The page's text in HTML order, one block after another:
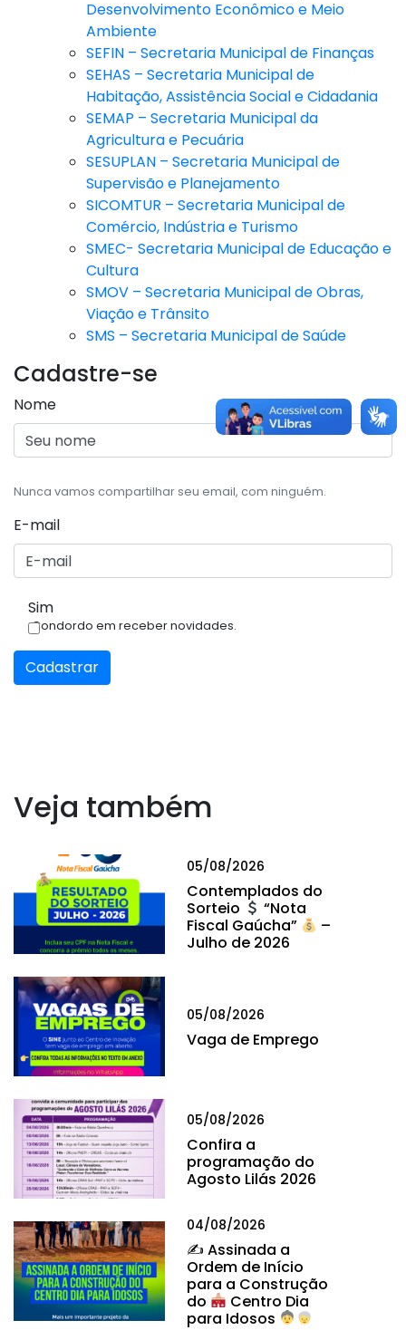
Desenvolvimento Econômico e Meio
Ambiente
SEFIN – Secretaria Municipal de Finanças
SEHAS – Secretaria Municipal de
Habitação, Assistência Social e Cidadania
SEMAP – Secretaria Municipal da
Agricultura e Pecuária
SESUPLAN – Secretaria Municipal de
Supervisão e Planejamento
SICOMTUR – Secretaria Municipal de
Comércio, Indústria e Turismo
SMEC- Secretaria Municipal de Educação e
Cultura
SMOV – Secretaria Municipal de Obras,
Viação e Trânsito
SMS – Secretaria Municipal de Saúde
Cadastre-se
Nome
Nunca vamos compartilhar seu email, com ninguém.
E-mail
Sim
Condordo em receber novidades.
Cadastrar
Veja também
05/08/2026
Contemplados do
Sorteio
“Nota
Fiscal Gaúcha”
–
Julho de 2026
05/08/2026
Vaga de Emprego
05/08/2026
Confira a
programação do
Agosto Lilás 2026
04/08/2026
✍ Assinada a
Ordem de Início
para a Construção
do
Centro Dia
para Idosos